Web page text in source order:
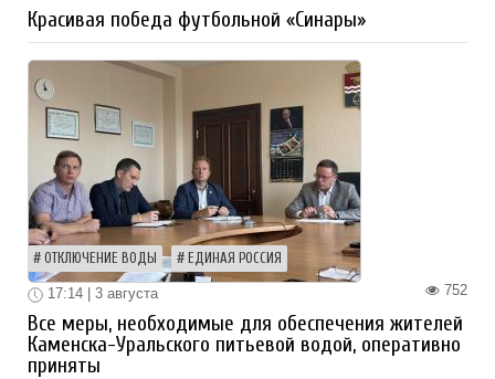
Красивая победа футбольной «Синары»
ОТКЛЮЧЕНИЕ ВОДЫ ЕДИНАЯ РОССИЯ
752
17:14 | 3 августа
Все меры, необходимые для обеспечения жителей
Каменска-Уральского питьевой водой, оперативно
приняты